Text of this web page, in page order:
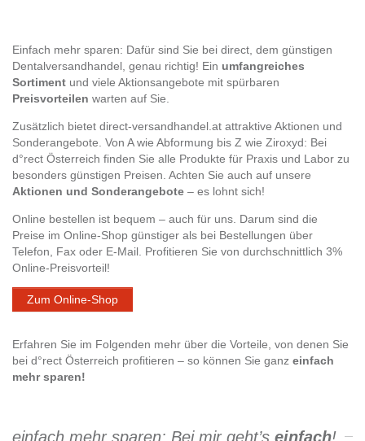
Einfach mehr sparen: Dafür sind Sie bei direct, dem günstigen
Dentalversandhandel, genau richtig! Ein umfangreiches
Sortiment und viele Aktionsangebote mit spürbaren
Preisvorteilen warten auf Sie.
Zusätzlich bietet direct-versandhandel.at attraktive Aktionen und
Sonderangebote. Von A wie Abformung bis Z wie Ziroxyd: Bei
d°rect Österreich finden Sie alle Produkte für Praxis und Labor zu
besonders günstigen Preisen. Achten Sie auch auf unsere
Aktionen und Sonderangebote – es lohnt sich!
Online bestellen ist bequem – auch für uns. Darum sind die
Preise im Online-Shop günstiger als bei Bestellungen über
Telefon, Fax oder E-Mail. Profitieren Sie von durchschnittlich 3%
Online-Preisvorteil!
Zum Online-Shop
Erfahren Sie im Folgenden mehr über die Vorteile, von denen Sie
bei d°rect Österreich profitieren – so können Sie ganz einfach
mehr sparen!
einfach mehr sparen: Bei mir geht’s einfach!